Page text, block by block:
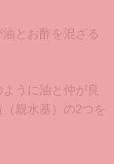
とお酢を混ざる
うに油と仲が良
親水基）の2つを